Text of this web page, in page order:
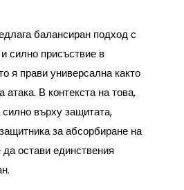
балансиран подход с
силно присъствие в
я прави универсална както
атака. В контекста на това,
върху защитата,
за абсорбиране на
остави единствения